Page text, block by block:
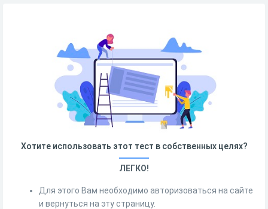
Хотите использовать этот тест в собственных целях?
ЛЕГКО!
Для этого Вам необходимо авторизоваться на сайте
и вернуться на эту страницу.